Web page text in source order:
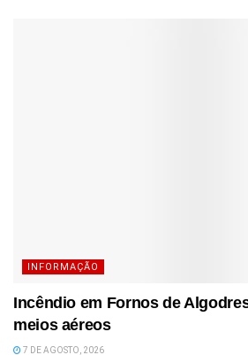
INFORMAÇÃO
Incêndio em Fornos de
meios aéreos
7 DE AGOSTO, 2026